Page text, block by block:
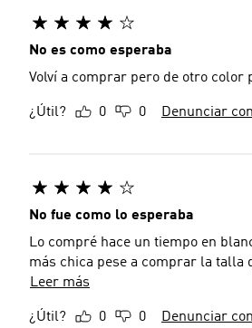
No es como esperaba
Volví a comprar pero de otro color
¿Útil? 0 0 Denunciar
No fue como lo esperaba
Lo compré hace un tiempo en
más chica pese a comprar la talla
Leer más
¿Útil? 0 0 Denunciar